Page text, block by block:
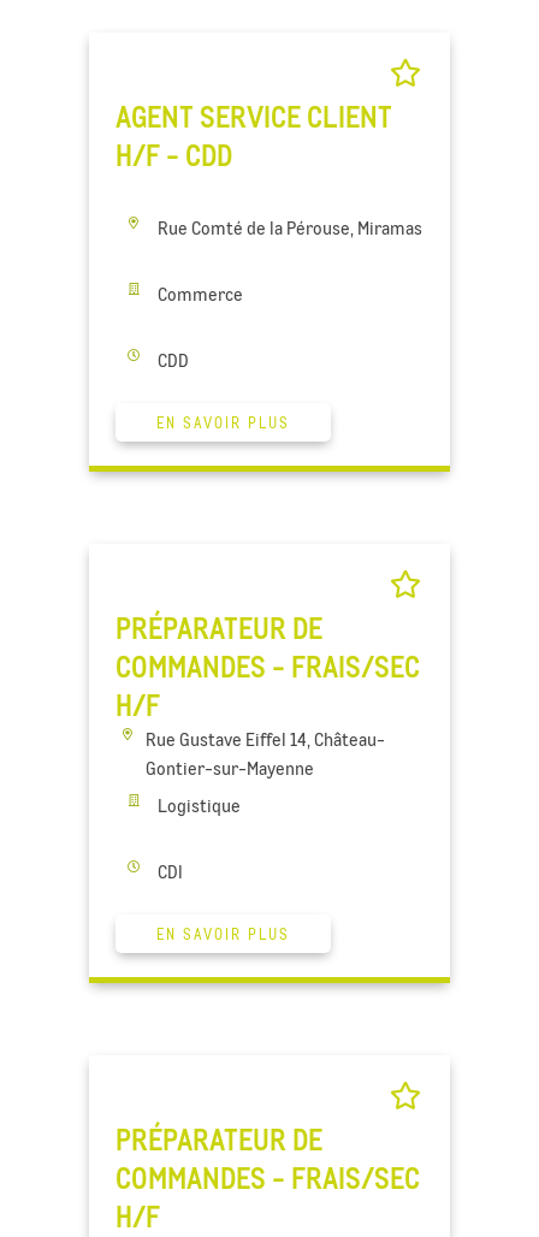
AGENT SERVICE CLIENT
H/F - CDD
Rue Comté de la Pérouse, Miramas
CDD
Commerce
EN SAVOIR PLUS
PRÉPARATEUR DE
COMMANDES - FRAIS/SEC
H/F
Rue Gustave Eiffel 14, Château-
Gontier-sur-Mayenne
CDI
Logistique
EN SAVOIR PLUS
PRÉPARATEUR DE
COMMANDES - FRAIS/SEC
H/F